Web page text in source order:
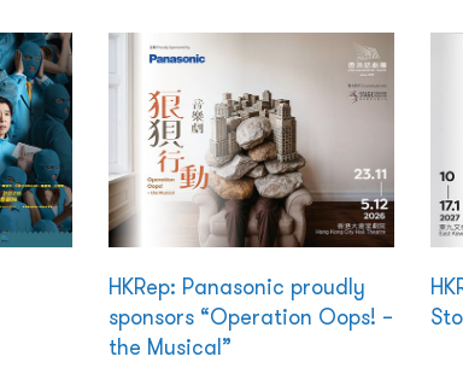
HKRep: Panasonic proudly
sponsors “Operation Oops! –
the Musical”